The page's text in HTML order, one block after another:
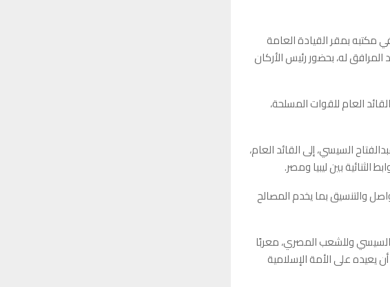
مكتبه بمقر القيادة العامة
المرافق له، بحضور رئيس الأركان
العام للقوات المسلحة،
السيسي، إلى القائد العام،
الثنائية بين ليبيا ومصر.
والتنسيق بما يخدم المصالح
السيسي وللشعب المصري، معربًا
يعيده على الأمة الإسلامية